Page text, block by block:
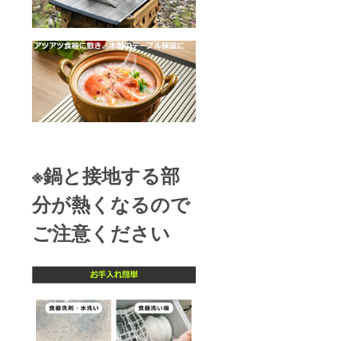
※鍋と接地する部
分が熱くなるので
ご注意ください